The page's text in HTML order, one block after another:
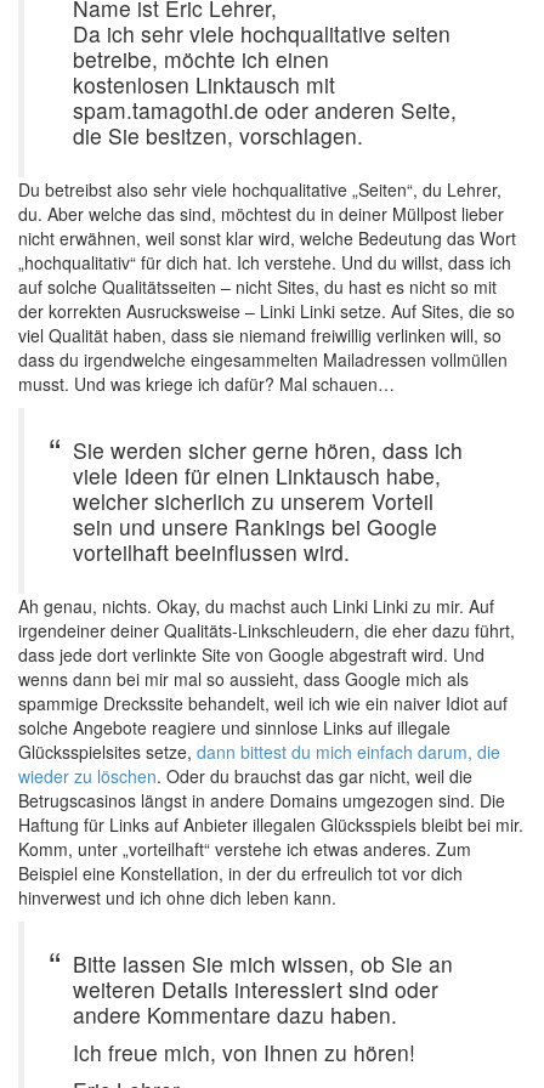
Name ist Eric Lehrer,
Da ich sehr viele hochqualitative seiten
betreibe, möchte ich einen
kostenlosen Linktausch mit
spam.tamagothi.de oder anderen Seite,
die Sie besitzen, vorschlagen.
Du betreibst also sehr viele hochqualitative „Seiten“, du Lehrer,
du. Aber welche das sind, möchtest du in deiner Müllpost lieber
nicht erwähnen, weil sonst klar wird, welche Bedeutung das Wort
„hochqualitativ“ für dich hat. Ich verstehe. Und du willst, dass ich
auf solche Qualitätsseiten – nicht Sites, du hast es nicht so mit
der korrekten Ausrucksweise – Linki Linki setze. Auf Sites, die so
viel Qualität haben, dass sie niemand freiwillig verlinken will, so
dass du irgendwelche eingesammelten Mailadressen vollmüllen
musst. Und was kriege ich dafür? Mal schauen…
Sie werden sicher gerne hören, dass ich
viele Ideen für einen Linktausch habe,
welcher sicherlich zu unserem Vorteil
sein und unsere Rankings bei Google
vorteilhaft beeinflussen wird.
Ah genau, nichts. Okay, du machst auch Linki Linki zu mir. Auf
irgendeiner deiner Qualitäts-Linkschleudern, die eher dazu führt,
dass jede dort verlinkte Site von Google abgestraft wird. Und
wenns dann bei mir mal so aussieht, dass Google mich als
spammige Dreckssite behandelt, weil ich wie ein naiver Idiot auf
solche Angebote reagiere und sinnlose Links auf illegale
Glücksspielsites setze, dann bittest du mich einfach darum, die
wieder zu löschen. Oder du brauchst das gar nicht, weil die
Betrugscasinos längst in andere Domains umgezogen sind. Die
Haftung für Links auf Anbieter illegalen Glücksspiels bleibt bei mir.
Komm, unter „vorteilhaft“ verstehe ich etwas anderes. Zum
Beispiel eine Konstellation, in der du erfreulich tot vor dich
hinverwest und ich ohne dich leben kann.
Bitte lassen Sie mich wissen, ob Sie an
weiteren Details interessiert sind oder
andere Kommentare dazu haben.
Ich freue mich, von Ihnen zu hören!